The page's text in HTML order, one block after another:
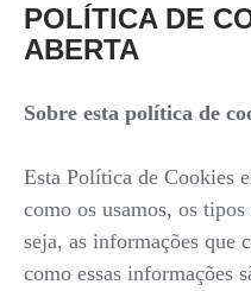
POLÍTICA DE
ABERTA
Sobre esta política de
Esta Política de Cookies
como os usamos, os
seja, as informações que
como essas informações